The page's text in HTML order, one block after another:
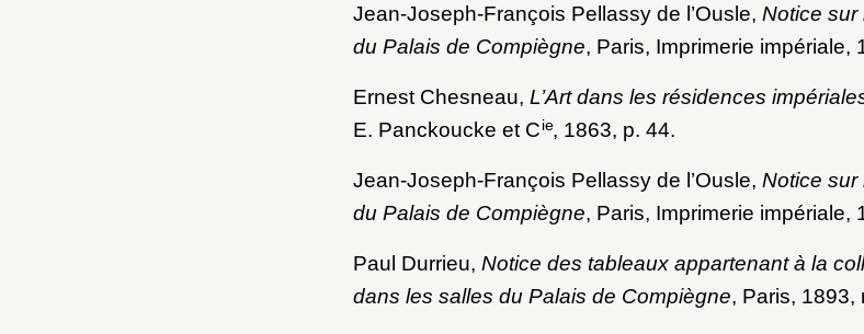
Jean-Joseph-François Pellassy de l’Ousle, Notice sur
du Palais de Compiègne, Paris, Imprimerie impériale,
Ernest Chesneau, L’Art dans les résidences
E. Panckoucke et Cie, 1863, p. 44.
Jean-Joseph-François Pellassy de l’Ousle, Notice sur
du Palais de Compiègne, Paris, Imprimerie impériale,
Paul Durrieu, Notice des tableaux appartenant à la
dans les salles du Palais de Compiègne, Paris, 1893,